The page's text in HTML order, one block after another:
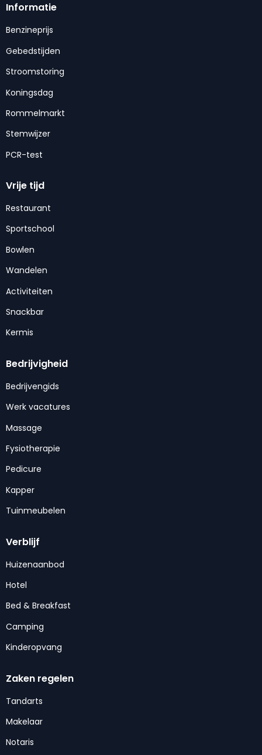
Informatie
Benzineprijs
Gebedstijden
Stroomstoring
Koningsdag
Rommelmarkt
Stemwijzer
PCR-test
Vrije tijd
Restaurant
Sportschool
Bowlen
Wandelen
Activiteiten
Snackbar
Kermis
Bedrijvigheid
Bedrijvengids
Werk vacatures
Massage
Fysiotherapie
Pedicure
Kapper
Tuinmeubelen
Verblijf
Huizenaanbod
Hotel
Bed & Breakfast
Camping
Kinderopvang
Zaken regelen
Tandarts
Makelaar
Notaris